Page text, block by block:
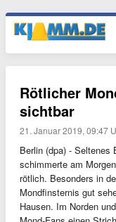
Rötlicher
sichtbar
21. Januar 2019, 09:47
Berlin (dpa) - Seltenes
schimmerte am
rötlich. Besonders in
Mondfinsternis gut
Hausen. Im Norden